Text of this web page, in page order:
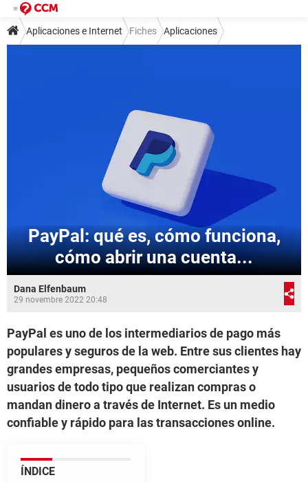
Aplicaciones e Internet Fiches Aplicaciones
PayPal: qué es, cómo funciona,
cómo abrir una cuenta...
Dana Elfenbaum
29 novembre 2022 20:48
PayPal es uno de los intermediarios de pago más
populares y seguros de la web. Entre sus clientes hay
grandes empresas, pequeños comerciantes y
usuarios de todo tipo que realizan compras o
mandan dinero a través de Internet. Es un medio
confiable y rápido para las transacciones online.
ÍNDICE